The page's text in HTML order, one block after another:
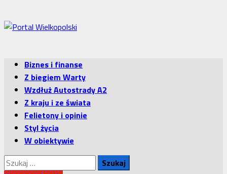
do
treści
Menu
główne
Biznes i finanse
Z biegiem Warty
Wzdłuż Autostrady A2
Z kraju i ze świata
Felietony i opinie
Styl życia
W obiektywie
Szukaj: